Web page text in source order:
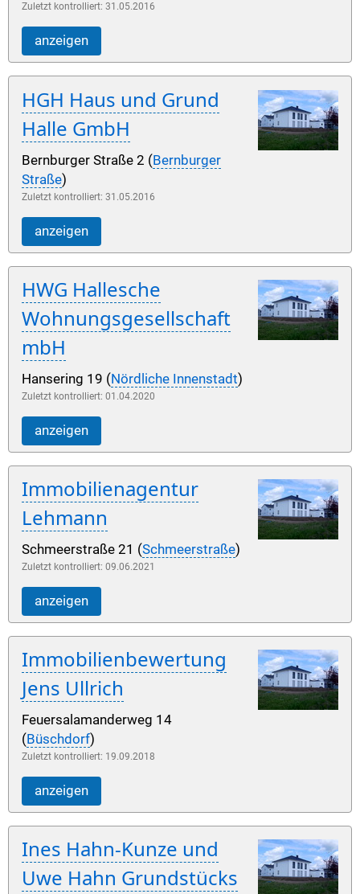
Zuletzt kontrolliert: 31.05.2016
anzeigen
HGH Haus und Grund
Halle GmbH
Bernburger Straße 2 (Bernburger
Straße)
Zuletzt kontrolliert: 31.05.2016
anzeigen
HWG Hallesche
Wohnungsgesellschaft
mbH
Hansering 19 (Nördliche Innenstadt)
Zuletzt kontrolliert: 01.04.2020
anzeigen
Immobilienagentur
Lehmann
Schmeerstraße 21 (Schmeerstraße)
Zuletzt kontrolliert: 09.06.2021
anzeigen
Immobilienbewertung
Jens Ullrich
Feuersalamanderweg 14
(Büschdorf)
Zuletzt kontrolliert: 19.09.2018
anzeigen
Ines Hahn-Kunze und
Uwe Hahn Grundstücks